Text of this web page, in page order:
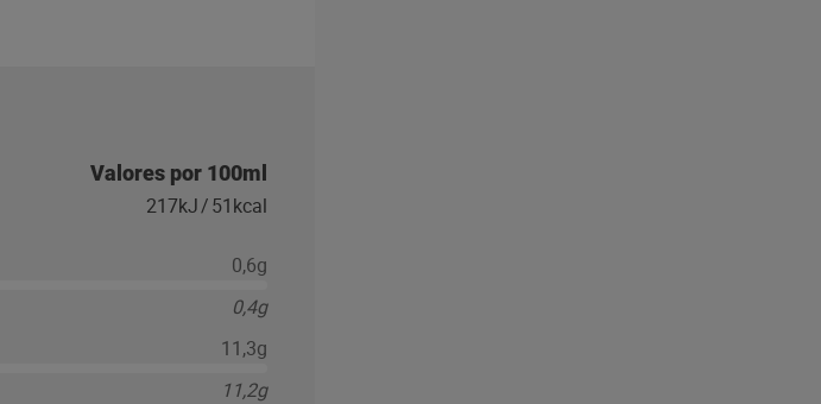
Valores por 100ml
217kJ/51kcal
0,6g
0,4g
11,3g
11,2g